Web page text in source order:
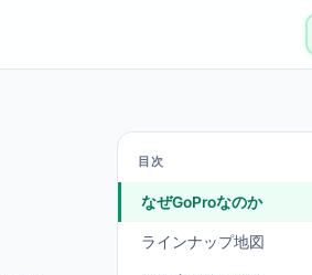
目次
なぜGoProなのか
ラインナップ地図